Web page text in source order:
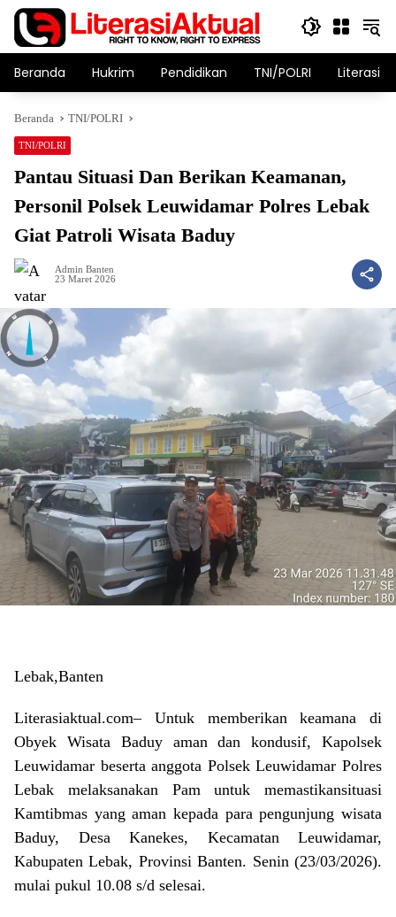
Langsung
konten
Beranda Hukrim Pendidikan TNI/POLRI Literasi
Beranda TNI/POLRI
TNI/POLRI
Pantau Situasi Dan Berikan Keamanan,
Personil Polsek Leuwidamar Polres Lebak
Giat Patroli Wisata Baduy
Admin Banten
23 Maret 2026
Lebak,Banten
Literasiaktual.com– Untuk memberikan keamana di
Obyek Wisata Baduy aman dan kondusif, Kapolsek
Leuwidamar beserta anggota Polsek Leuwidamar Polres
Lebak melaksanakan Pam untuk memastikansituasi
Kamtibmas yang aman kepada para pengunjung wisata
Baduy, Desa Kanekes, Kecamatan Leuwidamar,
Kabupaten Lebak, Provinsi Banten. Senin (23/03/2026).
mulai pukul 10.08 s/d selesai.